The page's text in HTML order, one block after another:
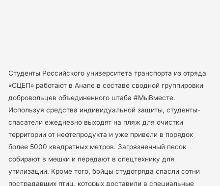
Студенты Российского университета транспорта из отряда
«СЦЕП» работают в Анапе в составе сводной группировки
добровольцев объединенного штаба #МыВместе.
Используя средства индивидуальной защиты, студенты-
спасатели ежедневно выходят на пляж для очистки
территории от нефтепродукта и уже привели в порядок
более 5000 квадратных метров. Загрязненный песок
собирают в мешки и передают в спецтехнику для
утилизации. Кроме того, бойцы студотряда спасли сотни
пострадавших птиц, которых доставили в специальные